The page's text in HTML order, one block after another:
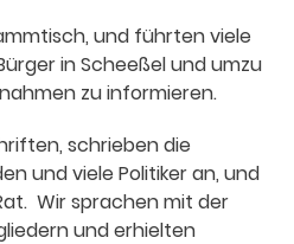
und führten viele
in Scheeßel und umzu
zu informieren.
schrieben die
und viele Politiker an, und
Wir sprachen mit der
und erhielten